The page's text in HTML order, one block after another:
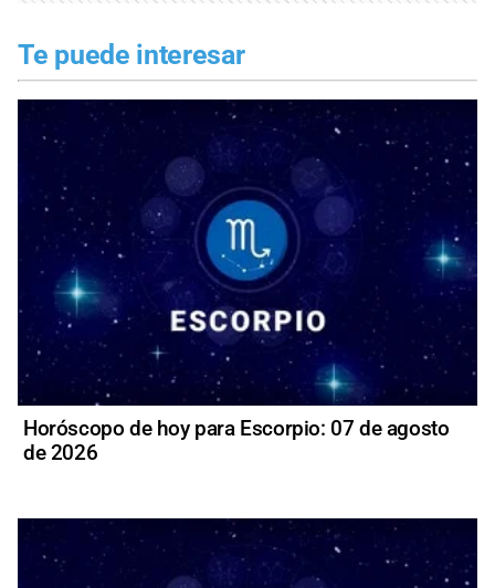
Te puede interesar
Horóscopo de hoy para Escorpio: 07 de agosto
de 2026